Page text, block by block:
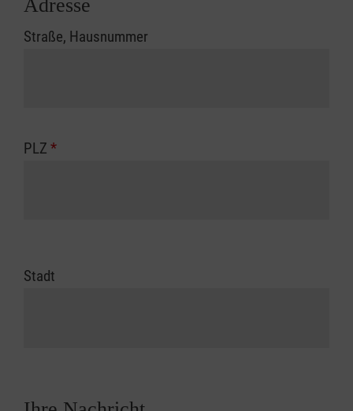
Adresse
Straße, Hausnummer
PLZ *
Stadt